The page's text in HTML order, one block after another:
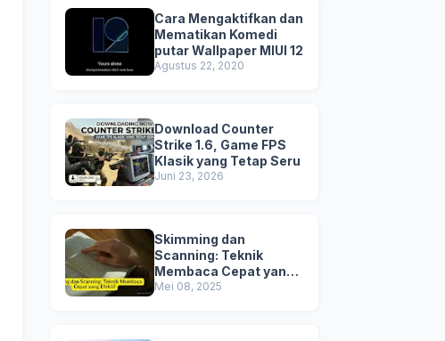
Cara Mengaktifkan dan
Mematikan Komedi
putar Wallpaper MIUI 12
Agustus 22, 2020
Download Counter
Strike 1.6, Game FPS
Klasik yang Tetap Seru
Juni 23, 2026
Skimming dan
Scanning: Teknik
Membaca Cepat yang
Efektif
Mei 08, 2025